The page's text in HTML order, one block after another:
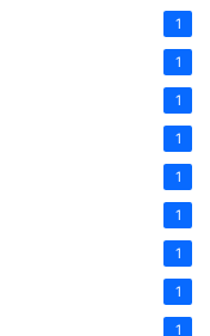
1
1
1
1
1
1
1
1
1